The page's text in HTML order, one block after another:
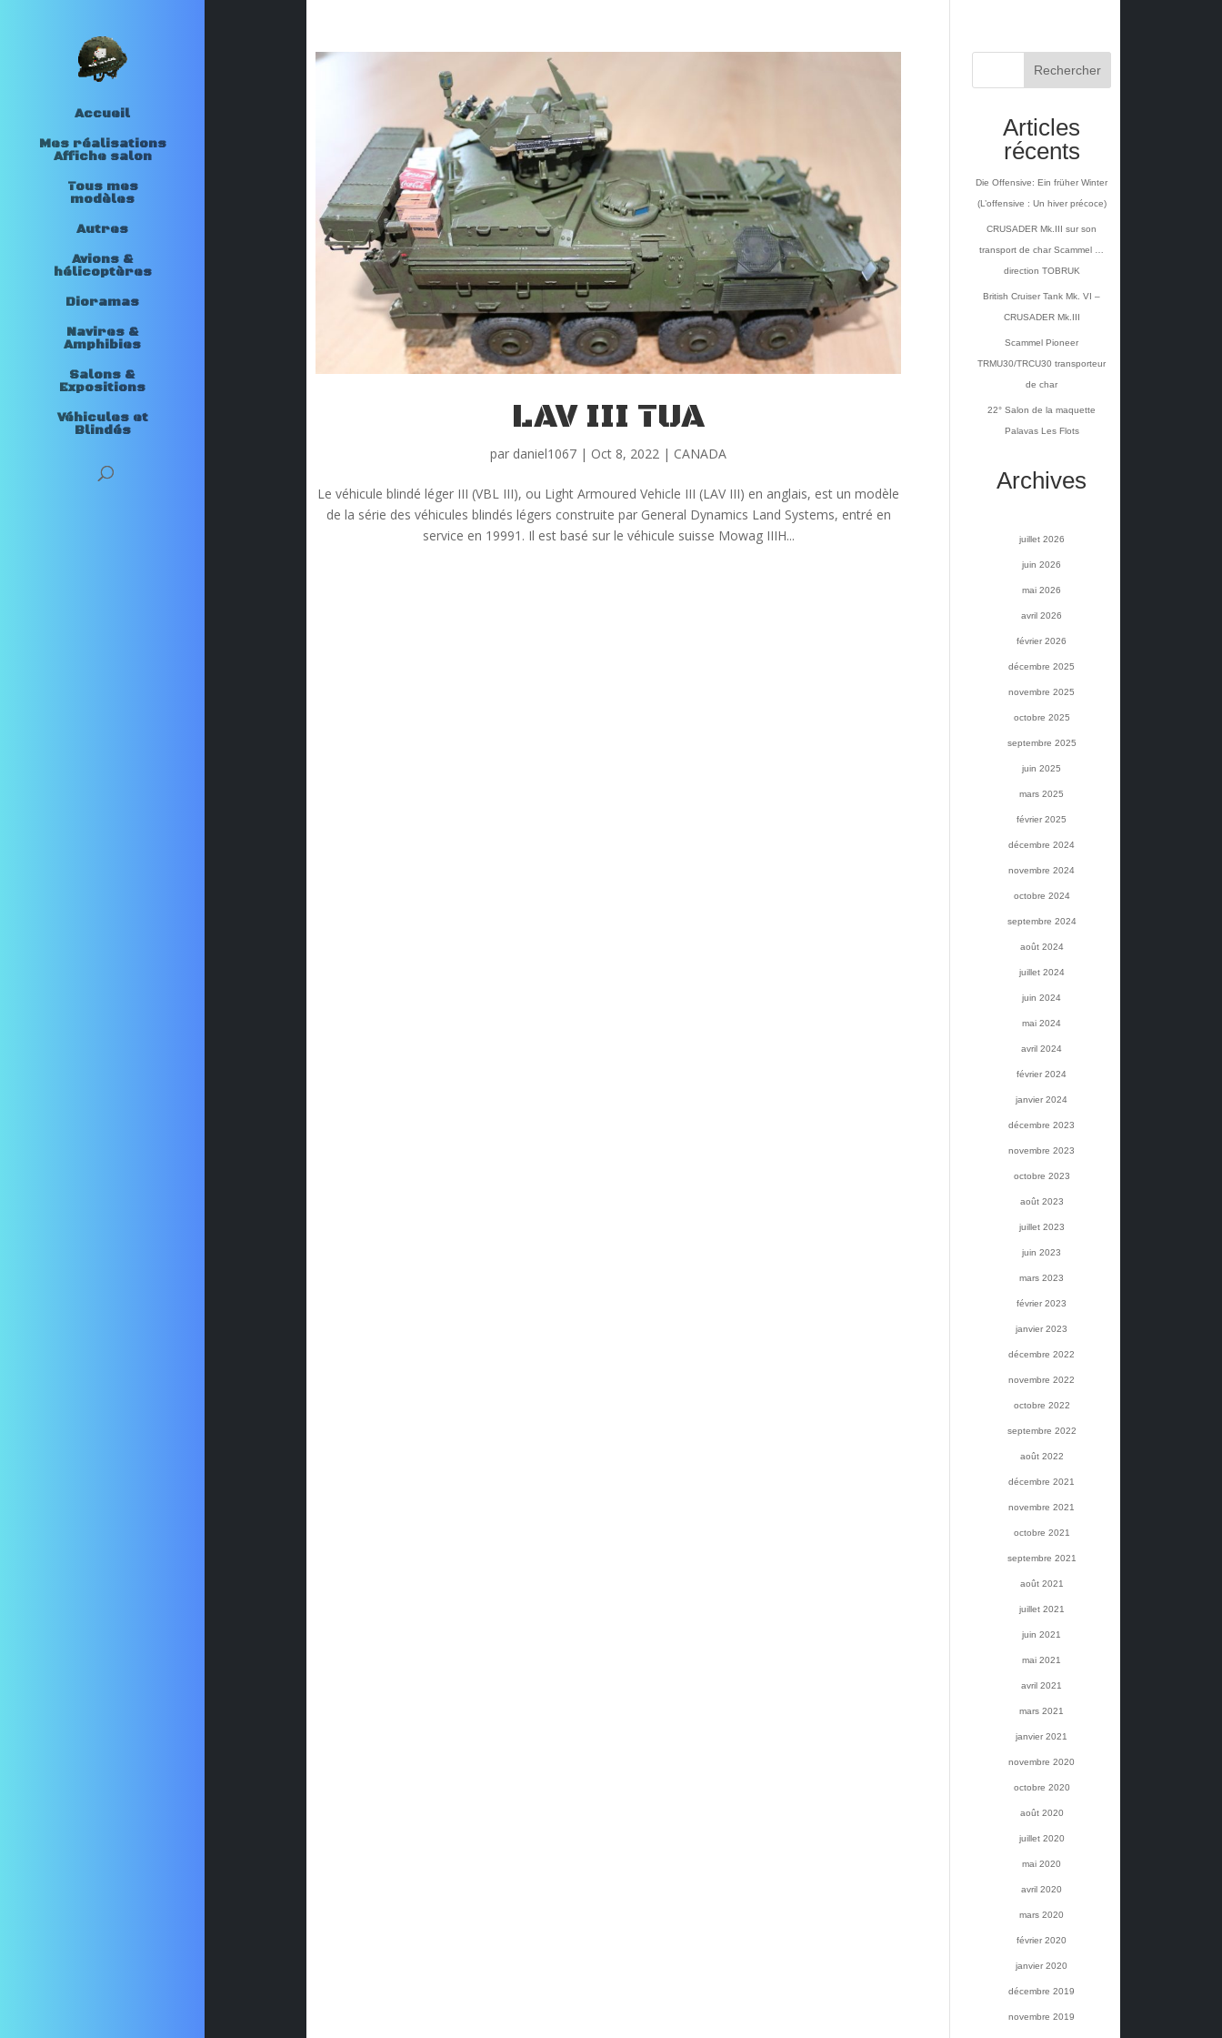
Accueil
Mes réalisations
Affiche salon
Tous mes
modèles
Autres
Avions &
hélicoptères
Dioramas
Navires &
Amphibies
Salons &
Expositions
Véhicules et
Blindés LAV III TUA
par daniel1067 | Oct 8, 2022 | CANADA
Le véhicule blindé léger III (VBL III), ou Light Armoured Vehicle III (LAV III) en anglais, est un modèle
de la série des véhicules blindés légers construite par General Dynamics Land Systems, entré en
service en 19991. Il est basé sur le véhicule suisse Mowag IIIH...
Rechercher
Articles
récents
Die Offensive: Ein früher Winter
(L’offensive : Un hiver précoce)
CRUSADER Mk.III sur son
transport de char Scammel …
direction TOBRUK
British Cruiser Tank Mk. VI –
CRUSADER Mk.III
Scammel Pioneer
TRMU30/TRCU30 transporteur
de char
22° Salon de la maquette
Palavas Les Flots
Archives
juillet 2026
juin 2026
mai 2026
avril 2026
février 2026
décembre 2025
novembre 2025
octobre 2025
septembre 2025
juin 2025
mars 2025
février 2025
décembre 2024
novembre 2024
octobre 2024
septembre 2024
août 2024
juillet 2024
juin 2024
mai 2024
avril 2024
février 2024
janvier 2024
décembre 2023
novembre 2023
octobre 2023
août 2023
juillet 2023
juin 2023
mars 2023
février 2023
janvier 2023
décembre 2022
novembre 2022
octobre 2022
septembre 2022
août 2022
décembre 2021
novembre 2021
octobre 2021
septembre 2021
août 2021
juillet 2021
juin 2021
mai 2021
avril 2021
mars 2021
janvier 2021
novembre 2020
octobre 2020
août 2020
juillet 2020
mai 2020
avril 2020
mars 2020
février 2020
janvier 2020
décembre 2019
novembre 2019